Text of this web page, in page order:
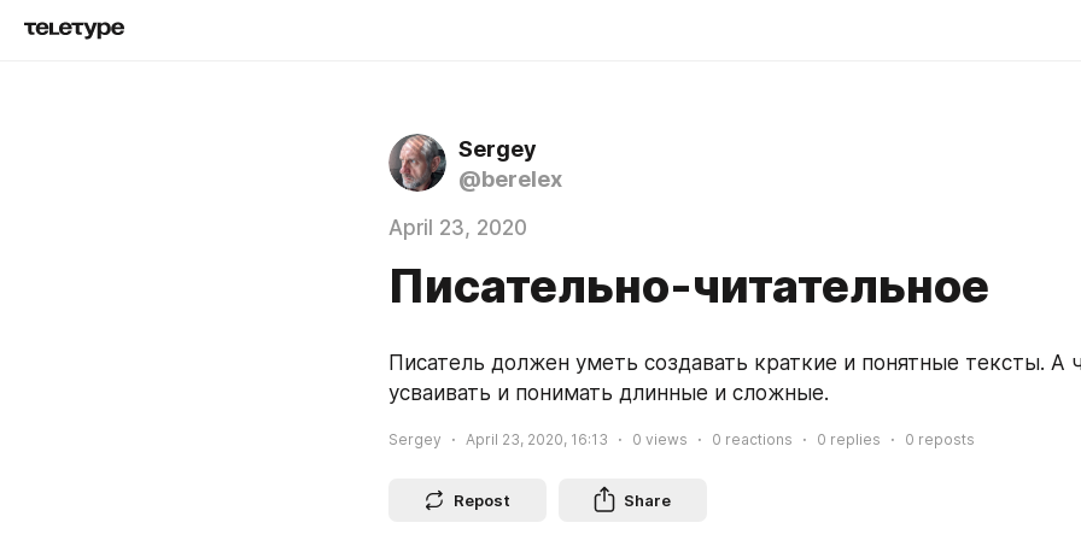
Sergey
@berelex
April 23, 2020
Писательно-читательное
Писатель должен уметь создавать краткие и понятные тексты. А
усваивать и понимать длинные и сложные.
Sergey April 23, 2020, 16:13 0 views 0 reactions 0 replies 0 reposts
Repost Share